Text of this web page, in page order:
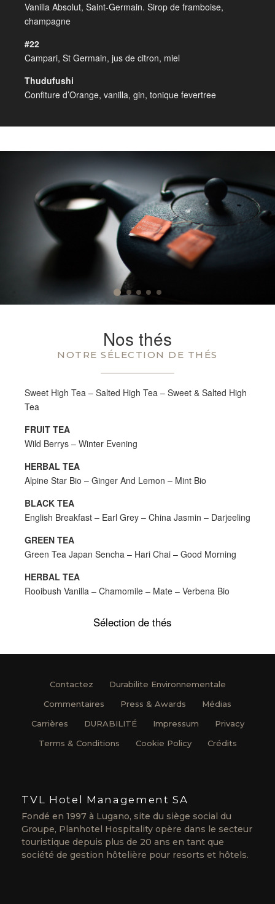
Vanilla Absolut, Saint-Germain. Sirop de framboise,
champagne
#22
Campari, St Germain, jus de citron, miel
Thudufushi
Confiture d’Orange, vanilla, gin, tonique fevertree
Nos thés
NOTRE SÉLECTION DE THÉS
Sweet High Tea – Salted High Tea – Sweet & Salted High
Tea
FRUIT TEA
Wild Berrys – Winter Evening
HERBAL TEA
Alpine Star Bio – Ginger And Lemon – Mint Bio
BLACK TEA
English Breakfast – Earl Grey – China Jasmin – Darjeeling
GREEN TEA
Green Tea Japan Sencha – Hari Chai – Good Morning
HERBAL TEA
Rooibush Vanilla – Chamomile – Mate – Verbena Bio
Sélection de thés
Contactez
Durabilite Environnementale
Commentaires
Press & Awards
Médias
Carrières
DURABILITÉ Impressum
Privacy
Terms & Conditions
Cookie Policy Crédits
TVL Hotel Management SA
Fondé en 1997 à Lugano, site du siège social du
Groupe, Planhotel Hospitality opère dans le secteur
touristique depuis plus de 20 ans en tant que
société de gestion hôtelière pour resorts et hôtels.